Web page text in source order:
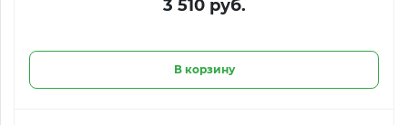
3 510 руб.
В корзину